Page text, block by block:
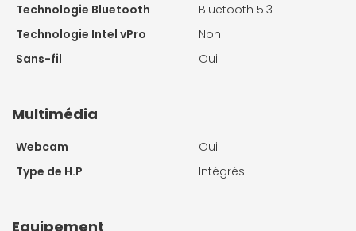
Technologie Bluetooth
Bluetooth 5.3
Technologie Intel vPro
Non
Sans-fil
Oui
Multimédia
Webcam
Oui
Type de H.P
Intégrés
Equipement